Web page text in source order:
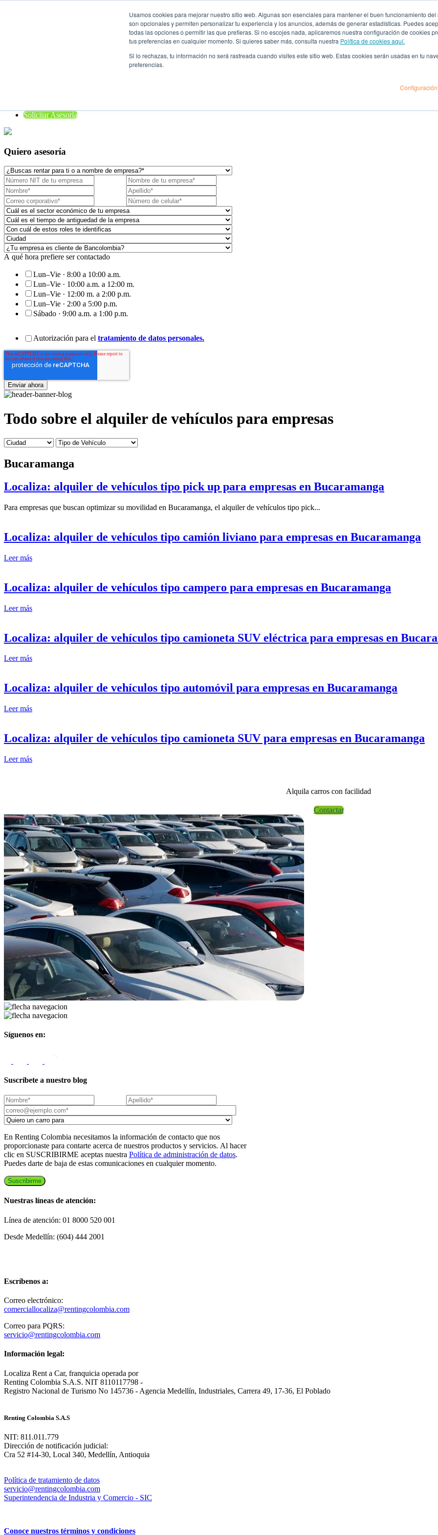
Usamos cookies para mejorar nuestro sitio web. Algunas son esenciales para mantener el buen funcionamiento
son opcionales y permiten personalizar tu experiencia y los anuncios, además de generar estadísticas. Puedes
todas las opciones o permitir las que prefieras. Si no escojes nada, aplicaremos nuestra configuración de cookies
tus preferencias en cualquier momento. Si quieres saber más, consulta nuestra Política de cookies aquí.
Si lo rechazas, tu información no será rastreada cuando visites este sitio web. Estas cookies serán usadas en tu
preferencias.
Configuración
Solicitar Asesoría
Quiero asesoría
A qué hora prefiere ser contactado
Lun–Vie · 8:00 a 10:00 a.m.
Lun–Vie · 10:00 a.m. a 12:00 m.
Lun–Vie · 12:00 m. a 2:00 p.m.
Lun–Vie · 2:00 a 5:00 p.m.
Sábado · 9:00 a.m. a 1:00 p.m.
Autorización para el tratamiento de datos personales.
Todo sobre el alquiler de vehículos para empresas
Bucaramanga
Localiza: alquiler de vehículos tipo pick up para empresas en Bucaramanga
Para empresas que buscan optimizar su movilidad en Bucaramanga, el alquiler de vehículos tipo pick...
Localiza: alquiler de vehículos tipo camión liviano para empresas en Bucaramanga
Leer más
Localiza: alquiler de vehículos tipo campero para empresas en Bucaramanga
Leer más
Localiza: alquiler de vehículos tipo camioneta SUV eléctrica para empresas en
Leer más
Localiza: alquiler de vehículos tipo automóvil para empresas en Bucaramanga
Leer más
Localiza: alquiler de vehículos tipo camioneta SUV para empresas en Bucaramanga
Leer más
Alquila carros con facilidad
Contactar
Síguenos en:
Suscríbete a nuestro blog
En Renting Colombia necesitamos la información de contacto que nos
proporcionaste para contarte acerca de nuestros productos y servicios. Al hacer
clic en SUSCRIBIRME aceptas nuestra Política de administración de datos.
Puedes darte de baja de estas comunicaciones en cualquier momento.
Nuestras líneas de atención:
Línea de atención: 01 8000 520 001
Desde Medellín: (604) 444 2001
Escríbenos a:
Correo electrónico:
comerciallocaliza@rentingcolombia.com
Correo para PQRS:
servicio@rentingcolombia.com
Información legal:
Localiza Rent a Car, franquicia operada por
Renting Colombia S.A.S. NIT 8110117798 -
Registro Nacional de Turismo No 145736 - Agencia Medellín, Industriales, Carrera 49, 17-36, El Poblado
Renting Colombia S.A.S
NIT: 811.011.779
Dirección de notificación judicial:
Cra 52 #14-30, Local 340, Medellín, Antioquia
Política de tratamiento de datos
servicio@rentingcolombia.com
Superintendencia de Industria y Comercio - SIC
Conoce nuestros términos y condiciones